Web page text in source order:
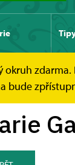
bude